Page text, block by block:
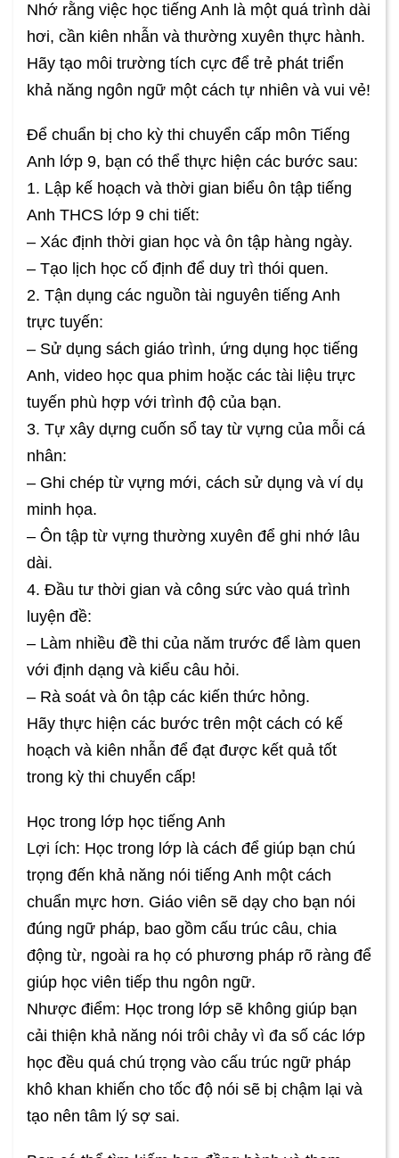
Nhớ rằng việc học tiếng Anh là một quá trình dài
hơi, cần kiên nhẫn và thường xuyên thực hành.
Hãy tạo môi trường tích cực để trẻ phát triển
khả năng ngôn ngữ một cách tự nhiên và vui vẻ!
Để chuẩn bị cho kỳ thi chuyển cấp môn Tiếng
Anh lớp 9, bạn có thể thực hiện các bước sau:
1. Lập kế hoạch và thời gian biểu ôn tập tiếng
Anh THCS lớp 9 chi tiết:
– Xác định thời gian học và ôn tập hàng ngày.
– Tạo lịch học cố định để duy trì thói quen.
2. Tận dụng các nguồn tài nguyên tiếng Anh
trực tuyến:
– Sử dụng sách giáo trình, ứng dụng học tiếng
Anh, video học qua phim hoặc các tài liệu trực
tuyến phù hợp với trình độ của bạn.
3. Tự xây dựng cuốn sổ tay từ vựng của mỗi cá
nhân:
– Ghi chép từ vựng mới, cách sử dụng và ví dụ
minh họa.
– Ôn tập từ vựng thường xuyên để ghi nhớ lâu
dài.
4. Đầu tư thời gian và công sức vào quá trình
luyện đề:
– Làm nhiều đề thi của năm trước để làm quen
với định dạng và kiểu câu hỏi.
– Rà soát và ôn tập các kiến thức hỏng.
Hãy thực hiện các bước trên một cách có kế
hoạch và kiên nhẫn để đạt được kết quả tốt
trong kỳ thi chuyển cấp!
Học trong lớp học tiếng Anh
Lợi ích: Học trong lớp là cách để giúp bạn chú
trọng đến khả năng nói tiếng Anh một cách
chuẩn mực hơn. Giáo viên sẽ dạy cho bạn nói
đúng ngữ pháp, bao gồm cấu trúc câu, chia
động từ, ngoài ra họ có phương pháp rõ ràng để
giúp học viên tiếp thu ngôn ngữ.
Nhược điểm: Học trong lớp sẽ không giúp bạn
cải thiện khả năng nói trôi chảy vì đa số các lớp
học đều quá chú trọng vào cấu trúc ngữ pháp
khô khan khiến cho tốc độ nói sẽ bị chậm lại và
tạo nên tâm lý sợ sai.